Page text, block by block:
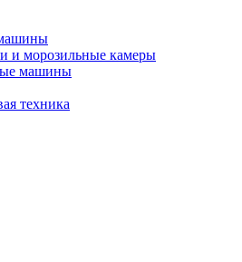
и морозильные камеры
машины
техника